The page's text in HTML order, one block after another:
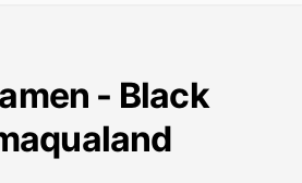
- Black